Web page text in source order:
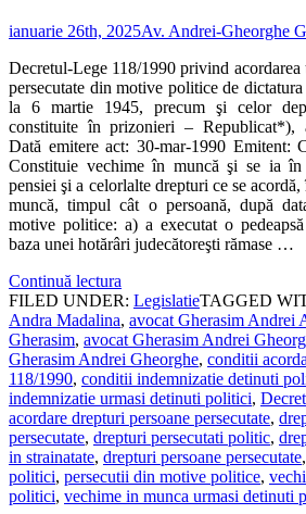
ianuarie 26th, 2025Av. Andrei-Gheorghe
Decretul-Lege 118/1990 privind
persecutate din motive politice de
la 6 martie 1945, precum şi celor
constituite în prizonieri – Republicat*),
Dată emitere act: 30-mar-1990
Constituie vechime în muncă şi se ia în
pensiei şi a celorlalte drepturi ce se
muncă, timpul cât o persoană, după
motive politice: a) a executat o
baza unei hotărâri judecătoreşti rămase …
Continuă lectura
FILED UNDER: LegislatieTAGGED
Andra Madalina, avocat Gherasim Andrei
Gherasim, avocat Gherasim Andrei
Gherasim Andrei Gheorghe, conditii
118/1990, conditii indemnizatie detinuti
indemnizatie urmasi detinuti politici,
acordare drepturi persoane persecutate,
persecutate, drepturi persecutati politic,
in strainatate, drepturi persoane persecutate,
politici, persecutii din motive politice,
politici, vechime in munca urmasi detinuti